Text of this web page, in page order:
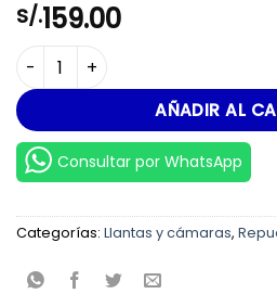
S/.159.00
LLANTA YUANXING P126 3.00-18
AÑADIR AL
Consultar por WhatsApp
Categorías: Llantas y cámaras,